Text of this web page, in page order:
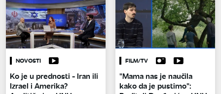
NOVOSTI
Ko je u prednosti - Iran ili
Izrael i Amerika?
FILM/TV
"Mama nas je naučila
kako da je pustimo":